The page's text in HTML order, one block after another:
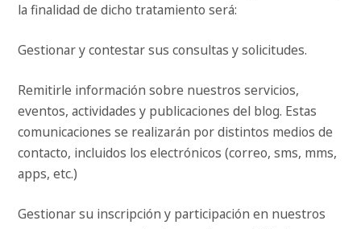
la finalidad de dicho tratamiento será:
Gestionar y contestar sus consultas y solicitudes.
Remitirle información sobre nuestros servicios,
eventos, actividades y publicaciones del blog. Estas
comunicaciones se realizarán por distintos medios de
contacto, incluidos los electrónicos (correo, sms, mms,
apps, etc.)
Gestionar su inscripción y participación en nuestros